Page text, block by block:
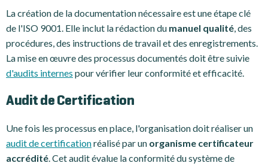
La création de la documentation nécessaire est une étape clé
de l'ISO 9001. Elle inclut la rédaction du manuel qualité , des
procédures, des instructions de travail et des enregistrements.
La mise en œuvre des processus documentés doit être suivie
d'audits internes pour vérifier leur conformité et efficacité.
Audit de Certification
Une fois les processus en place, l'organisation doit réaliser un
audit de certificationréalisé par un organisme certificateur
accrédité . Cet audit évalue la conformité du système de